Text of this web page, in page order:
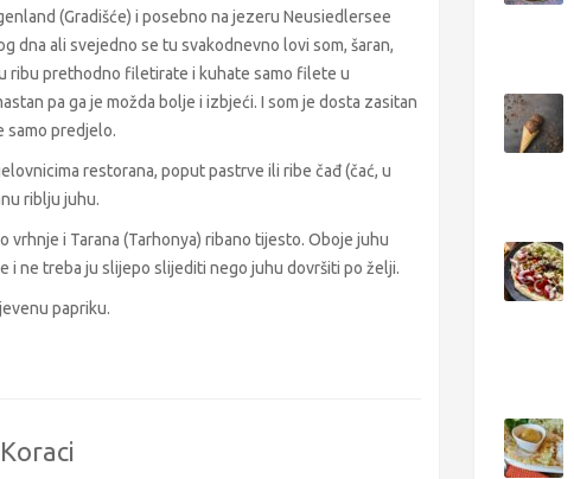
(Gradišće) i posebno na jezeru Neusiedlersee
dna ali svejedno se tu svakodnevno lovi som, šaran,
ribu prethodno filetirate i kuhate samo filete u
pa ga je možda bolje i izbjeći. I som je dosta zasitan
samo predjelo.
restorana, poput pastrve ili ribe čađ (čać, u
riblju juhu.
i Tarana (Tarhonya) ribano tijesto. Oboje juhu
i ne treba ju slijepo slijediti nego juhu dovršiti po želji.
papriku.
Koraci